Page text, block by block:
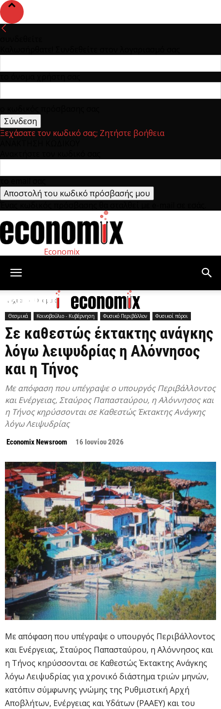
Ξεχάσατε τον κωδικό σας; Ζητήστε βοήθεια
Economix
Αρχική Θεσμικά
Θεσμικά Κοινοβούλιο - Κυβέρνηση Φυσικό Περιβάλλον Φυσικοί πόροι
Σε καθεστώς έκτακτης ανάγκης
λόγω λειψυδρίας η Αλόννησος
και η Τήνος
Με απόφαση που υπέγραψε ο υπουργός Περιβάλλοντος
και Ενέργειας, Σταύρος Παπασταύρου, η Αλόννησος και
η Τήνος κηρύσσονται σε Καθεστώς Έκτακτης Ανάγκης
λόγω Λειψυδρίας
Economix Newsroom 16 Ιουνίου 2026
Με απόφαση που υπέγραψε ο υπουργός Περιβάλλοντος
και Ενέργειας, Σταύρος Παπασταύρου, η Αλόννησος και
η Τήνος κηρύσσονται σε Καθεστώς Έκτακτης Ανάγκης
λόγω Λειψυδρίας για χρονικό διάστημα τριών μηνών,
κατόπιν σύμφωνης γνώμης της Ρυθμιστική Αρχή
Αποβλήτων, Ενέργειας και Υδάτων (ΡΑΑΕΥ) και του